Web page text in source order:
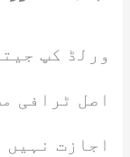
ورلڈ کپ
اصل ٹرافی
اجازت